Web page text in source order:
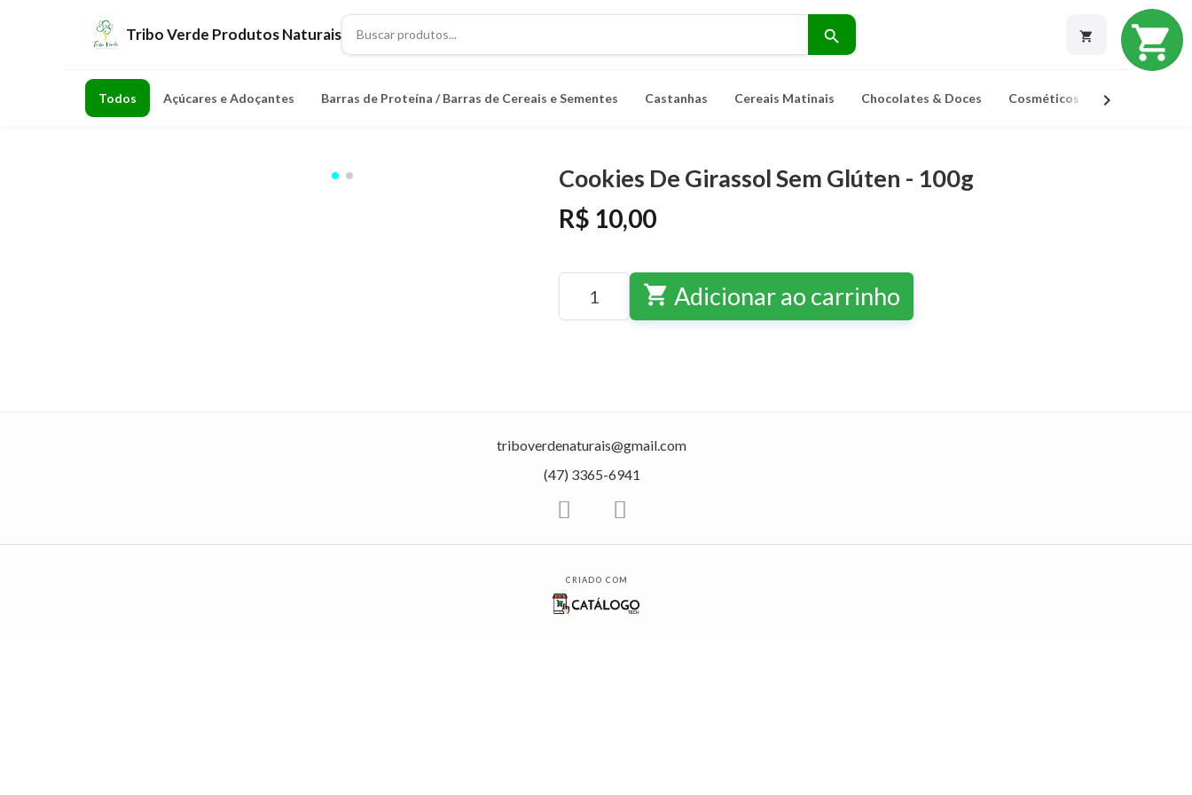
shopping_cart
Tribo Verde Produtos Naturais search shopping_cart
Todos Açúcares e Adoçantes Barras de Proteína / Barras de Cereais e Sementes Castanhas Cereais Matinais Chocolates & Doces Cosméticos Ervas Para
chevron_right
Cookies De Girassol Sem Glúten - 100g
R$ 10,00
shopping_cart Adicionar ao carrinho
triboverdenaturais@gmail.com
(47) 3365-6941
CRIADO COM